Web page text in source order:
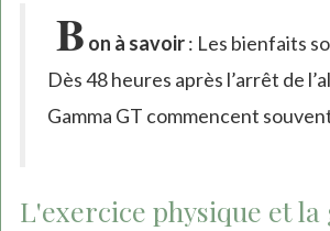
B on à savoir: Les bienfaits
Dès 48 heures après l’arrêt de
Gamma GT commencent
L'exercice physique et